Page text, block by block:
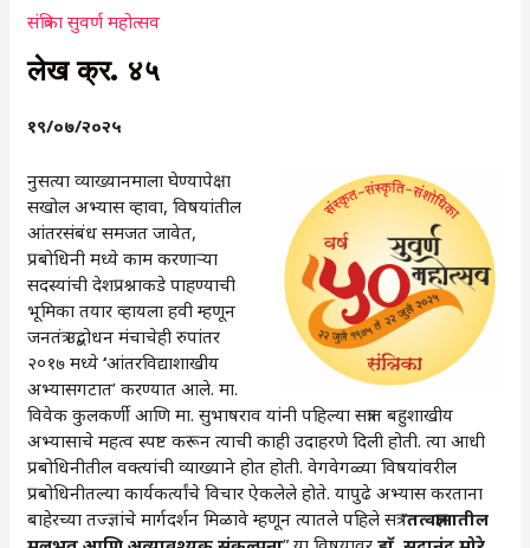
संत्रिका सुवर्ण महोत्सव
लेख क्र. ४५
१९/०७/२०२५
नुसत्या व्याख्यानमाला घेण्यापेक्षा
सखोल अभ्यास व्हावा, विषयांतील
आंतरसंबंध समजत जावेत,
प्रबोधिनी मध्ये काम करणाऱ्या
सदस्यांची देशप्रश्नाकडे पाहण्याची
भूमिका तयार व्हायला हवी म्हणून
जनतंत्र उद्बोधन मंचाचेही रुपांतर
२०१७ मध्ये‘आंतरविद्याशाखीय
अभ्यासगटात’ करण्यात आले. मा.
विवेक कुलकर्णी आणि मा. सुभाषराव यांनी पहिल्या सत्रात बहुशाखीय
अभ्यासाचे महत्व स्पष्ट करून त्याची काही उदाहरणे दिली होती. त्या आधी
प्रबोधिनीतील वक्त्यांची व्याख्याने होत होती. वेगवेगळ्या विषयांवरील
प्रबोधिनीतल्या कार्यकर्त्यांचे विचार ऐकलेले होते. यापुढे अभ्यास करताना
बाहेरच्या तज्ज्ञांचे मार्गदर्शन मिळावे म्हणून त्यातले पहिले सत्र “तत्वज्ञानातील